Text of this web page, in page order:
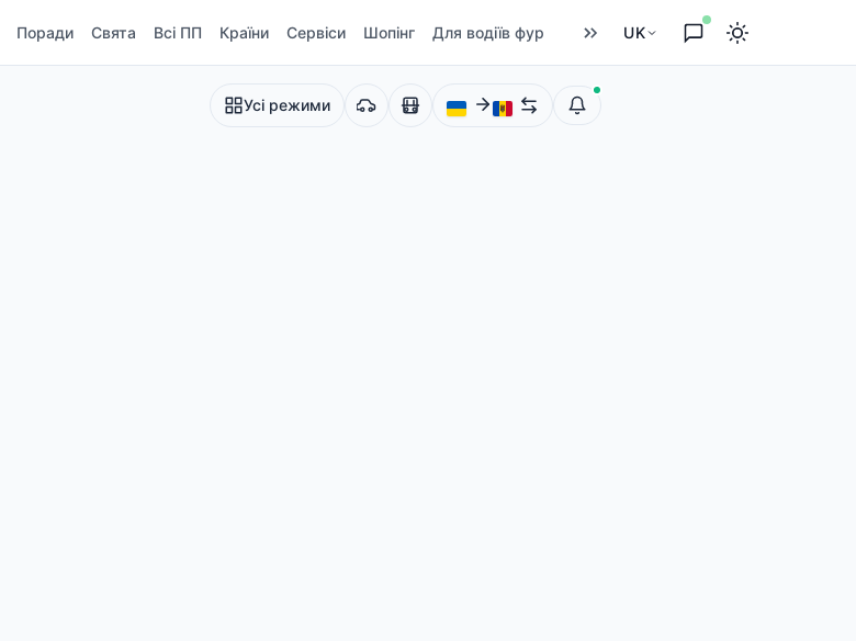
Поради Свята Всі ПП Країни Сервіси Шопінг Для водіїв фур UK
Усі режими